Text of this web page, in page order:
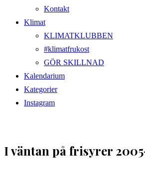
Kontakt
Klimat
KLIMATKLUBBEN
#klimatfrukost
GÖR SKILLNAD
Kalendarium
Kategorier
Instagram
I väntan på frisyrer